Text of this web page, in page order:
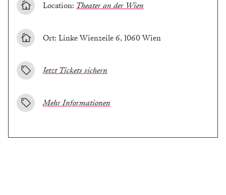
Location: Theater an der Wien
Ort: Linke Wienzeile 6, 1060 Wien
Jetzt Tickets sichern
Mehr Informationen